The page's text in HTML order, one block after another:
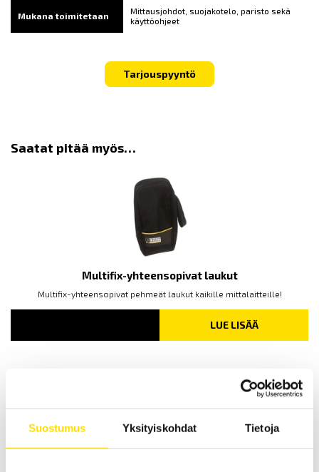
Suostumus Yksityiskohdat Tietoja
Mukana toimitetaan
Mittausjohdot, suojakotelo, paristo sekä
käyttöohjeet
Tarjouspyyntö
Saatat pitää myös…
Multifix-yhteensopivat laukut
Multifix-yhteensopivat pehmeät laukut kaikille mittalaitteille!
LUE LISÄÄ